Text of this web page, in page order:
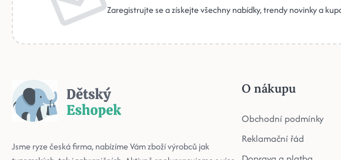
Zaregistrujte se a získejte všechny nabídky, trendy novinky a
Jsme ryze česká firma, nabízíme Vám zboží výrobců jak
O nákupu
Obchodní podmínky
Reklamační řád